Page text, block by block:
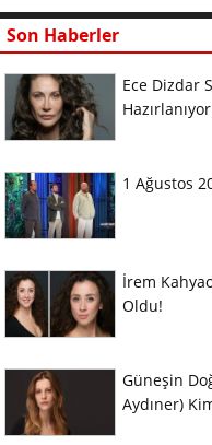
Son Haberler
Ece Dizdar
1 Ağustos
İrem
Oldu!
Güneşin
Aydıner)